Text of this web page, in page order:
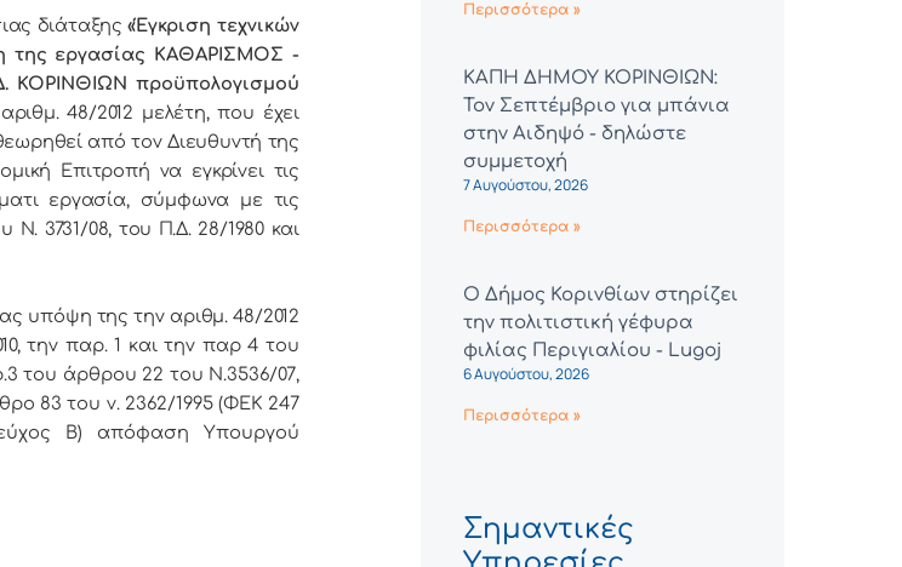
διάταξης«Έγκριση τεχνικών
της εργασίας ΚΑΘΑΡΙΣΜΟΣ -
προϋπολογισμού
48/2012 μελέτη, που έχει
από τον Διευθυντή της
Επιτροπή να εγκρίνει τις
εργασία, σύμφωνα με τις
Ν. 3731/08, του Π.Δ. 28/1980 και
υπόψη της την αριθμ. 48/2012
την παρ. 1 και την παρ 4 του
του άρθρου 22 του Ν.3536/07,
83 του ν. 2362/1995 (ΦΕΚ 247
τεύχος Β) απόφαση Υπουργού
Περισσότερα »
ΚΑΠΗ ΔΗΜΟΥ ΚΟΡΙΝΘΙΩΝ:
Τον Σεπτέμβριο για μπάνια
στην Αιδηψό - δηλώστε
συμμετοχή
7 Αυγούστου, 2026
Περισσότερα »
Ο Δήμος Κορινθίων στηρίζει
την πολιτιστική γέφυρα
φιλίας Περιγιαλίου - Lugoj
6 Αυγούστου, 2026
Περισσότερα »
Σημαντικές